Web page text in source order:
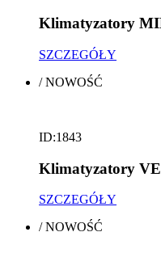
Klimatyzatory
SZCZEGÓŁY
/NOWOŚĆ
ID:1843
Klimatyzatory
SZCZEGÓŁY
/NOWOŚĆ